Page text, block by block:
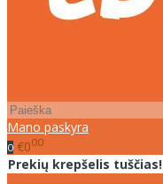
Mano paskyra
0 €000
Prekių krepšelis tuščias!